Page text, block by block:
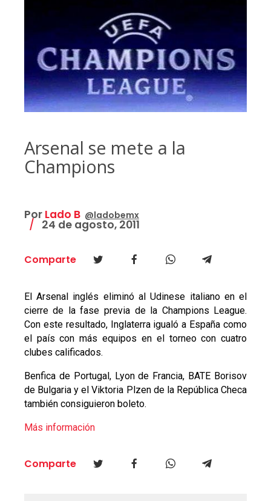
Arsenal se mete a la
Champions
Por Lado B @ladobemx
24 de agosto, 2011
Comparte
El Arsenal inglés eliminó al Udinese italiano en el
cierre de la fase previa de la Champions League.
Con este resultado, Inglaterra igualó a España como
el país con más equipos en el torneo con cuatro
clubes calificados.
Benfica de Portugal, Lyon de Francia, BATE Borisov
de Bulgaria y el Viktoria Plzen de la República Checa
también consiguieron boleto.
Más información
Comparte